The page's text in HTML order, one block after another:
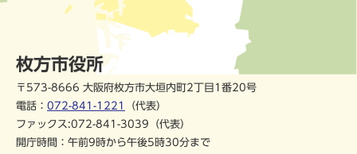
枚方市役所
〒573-8666 大阪府枚方市大垣内町2丁目1番20号
電話： 072-841-1221
（代表）
ファックス:072-841-3039（代表）
開庁時間：午前9時から午後5時30分まで